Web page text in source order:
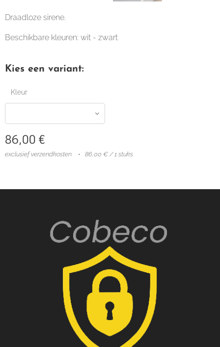
Draadloze sirene.
Beschikbare kleuren: wit - zwart
Kies een variant:
Kleur
86,00 €
exclusief verzendkosten 86,00 € / 1 stuks